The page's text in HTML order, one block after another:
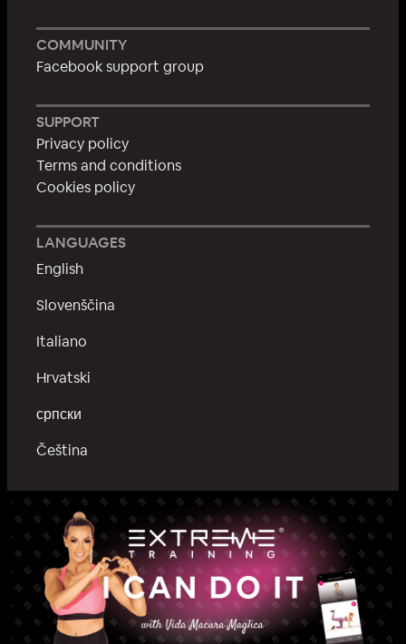
COMMUNITY
Facebook support group
SUPPORT
Privacy policy
Terms and conditions
Cookies policy
LANGUAGES
English
Slovenščina
Italiano
Hrvatski
српски
Čeština